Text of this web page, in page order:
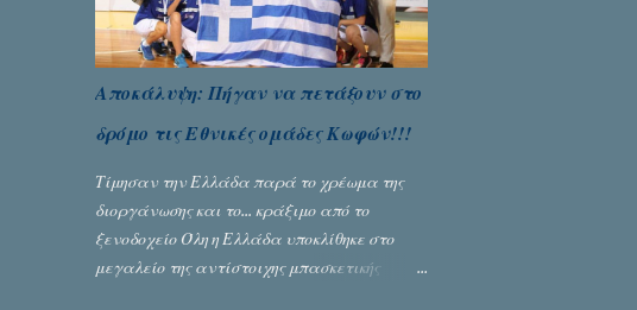
Αποκάλυψη: Πήγαν να πετάξουν στο
δρόμο τις Εθνικές ομάδες Κωφών!!!
Τίμησαν την Ελλάδα παρά το χρέωμα της
διοργάνωσης και το... κράξιμο από το
ξενοδοχείο Όλη η Ελλάδα υποκλίθηκε στο
μεγαλείο της αντίστοιχης μπασκετικής